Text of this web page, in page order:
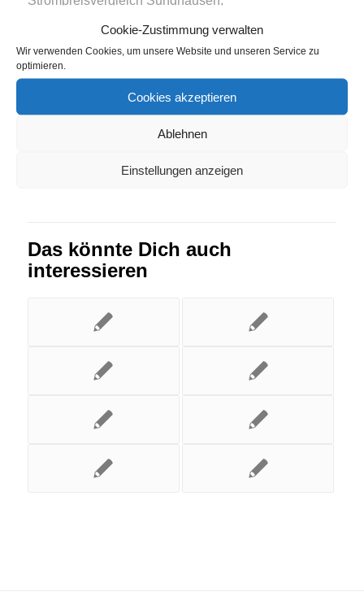
Cookie-Zustimmung verwalten
Wir verwenden Cookies, um unsere Website und unseren Service zu
optimieren.
Cookies akzeptieren
Ablehnen
Einstellungen anzeigen
Strompreisvergleich Tagmersheim,
Strompreisvergleich Waffenbrunn
Eintrag teilen
Das könnte Dich auch
interessieren